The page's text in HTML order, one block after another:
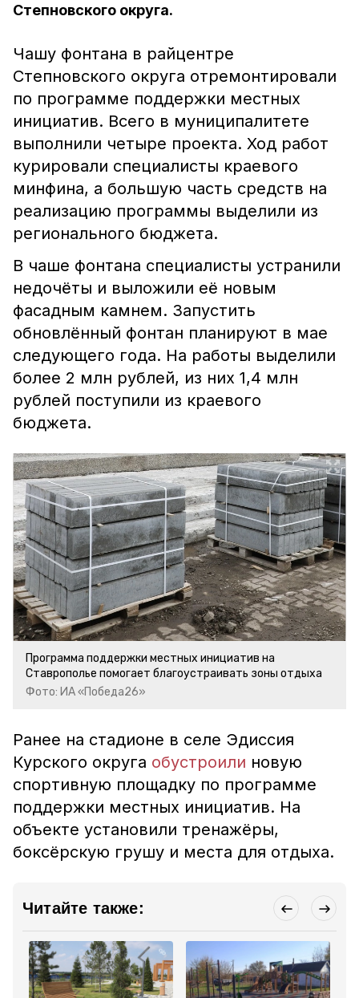
Степновского округа.
Чашу фонтана в райцентре
Степновского округа отремонтировали
по программе поддержки местных
инициатив. Всего в муниципалитете
выполнили четыре проекта. Ход работ
курировали специалисты краевого
минфина, а большую часть средств на
реализацию программы выделили из
регионального бюджета.
В чаше фонтана специалисты устранили
недочёты и выложили её новым
фасадным камнем. Запустить
обновлённый фонтан планируют в мае
следующего года. На работы выделили
более 2 млн рублей, из них 1,4 млн
рублей поступили из краевого
бюджета.
Программа поддержки местных инициатив на
Ставрополье помогает благоустраивать зоны отдыха
Фото: ИА «Победа26»
Ранее на стадионе в селе Эдиссия
Курского округа обустроили новую
спортивную площадку по программе
поддержки местных инициатив. На
объекте установили тренажёры,
боксёрскую грушу и места для отдыха.
Читайте также: